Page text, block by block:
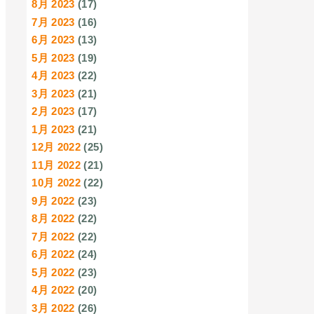
8月 2023 (17)
7月 2023 (16)
6月 2023 (13)
5月 2023 (19)
4月 2023 (22)
3月 2023 (21)
2月 2023 (17)
1月 2023 (21)
12月 2022 (25)
11月 2022 (21)
10月 2022 (22)
9月 2022 (23)
8月 2022 (22)
7月 2022 (22)
6月 2022 (24)
5月 2022 (23)
4月 2022 (20)
3月 2022 (26)